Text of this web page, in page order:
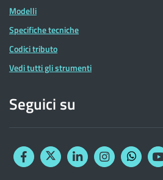
Modelli
Specifiche tecniche
Codici tributo
Vedi tutti gli strumenti
Seguici su
FacebookTwitterLinkedinInstagram